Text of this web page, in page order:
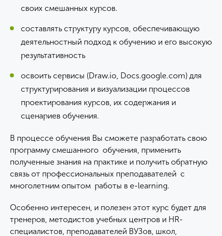
своих смешанных курсов.
составлять структуру курсов, обеспечивающую
деятельностный подход к обучению и его высокую
результативность
освоить сервисы (Draw.io, Docs.google.com) для
структурирования и визуализации процессов
проектирования курсов, их содержания и
сценариев обучения.
В процессе обучения Вы сможете разработать свою
программу смешанного обучения, применить
полученные знания на практике и получить обратную
связь от профессиональных преподавателей с
многолетним опытом работы в e-learning.
Особенно интересен, и полезен этот курс будет для
тренеров, методистов учебных центров и HR-
специалистов, преподавателей ВУЗов, школ,